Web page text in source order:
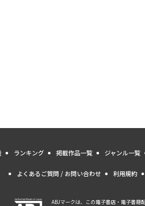
ランキング 掲載作品一覧 ジャンル一覧
よくあるご質問 / お問い合わせ 利用規約
ABJマークは、この電子書店・電子書籍